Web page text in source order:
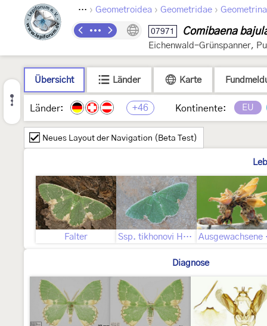
Lepidoptera › Geometroidea › Geometridae ›
07971 Comibaena
Eichenwald-Grünspanner,
Übersicht Länder Karte
Länder: +46 Kontinente: EU
Neues Layout der Navigation (Beta Test)
Falter Ssp. tikhonovi Hausmann, 1999
Diagnose